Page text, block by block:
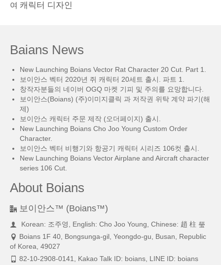
여 캐릭터 디자인
Baians News
New Launching Boians Vector Rat Character 20 Cut. Part 1.
보이안스 벡터 2020년 쥐 캐릭터 20세트 출시. 파트 1.
창작자분들의 네이버 OGQ 마켓 기피 및 주의를 요망합니다.
보이안스(Boians) (주)이미지클릭 과 저작권 위탁 계약 파기(해
제)
보이안스 캐릭터 주문 제작 (오더페이지) 출시.
New Launching Boians Cho Joo Young Custom Order
Character.
보이안스 벡터 비행기와 항공기 캐릭터 시리즈 106컷 출시.
New Launching Boians Vector Airplane and Aircraft character
series 106 Cut.
About Boians
보이안스™ (Boians™)
Korean: 조주영, English: Cho Joo Young, Chinese: 趙 柱 瑩
Boians 1F 40, Bongsunga-gil, Yeongdo-gu, Busan, Republic
of Korea, 49027
82-10-2908-0141, Kakao Talk ID: boians, LINE ID: boians